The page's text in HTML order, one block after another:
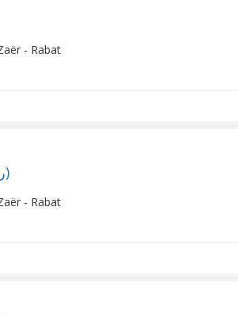
- Rabat
Love Maroc (راديو حب المغرب)
- Rabat